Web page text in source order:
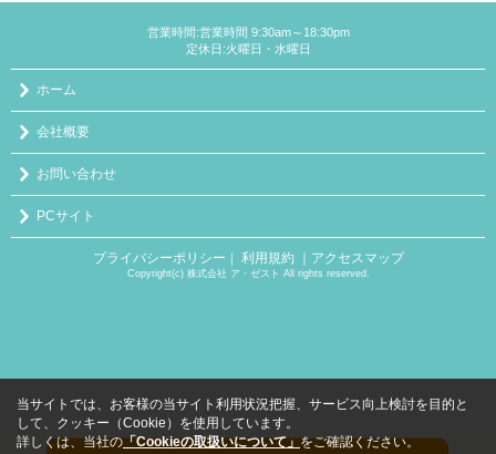
営業時間:営業時間 9:30am～18:30pm
定休日:火曜日・水曜日
ホーム
会社概要
お問い合わせ
PCサイト
プライバシーポリシー ｜ 利用規約 ｜アクセスマップ
Copyright(c) 株式会社 ア・ゼスト All rights reserved.
当サイトでは、お客様の当サイト利用状況把握、サービス向上検討を目的と
して、クッキー（Cookie）を使用しています。
詳しくは、当社の「Cookieの取扱いについて」をご確認ください。